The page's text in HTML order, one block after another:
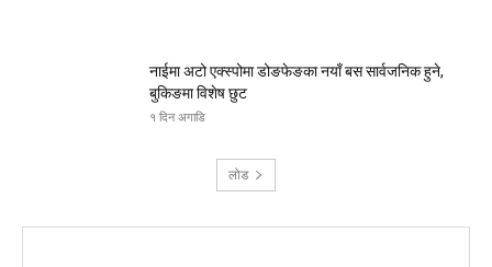
नाईमा अटो एक्स्पोमा डोङफेङका नयाँ बस सार्वजनिक हुने,
बुकिङमा विशेष छुट
१ दिन अगाडि
लोड